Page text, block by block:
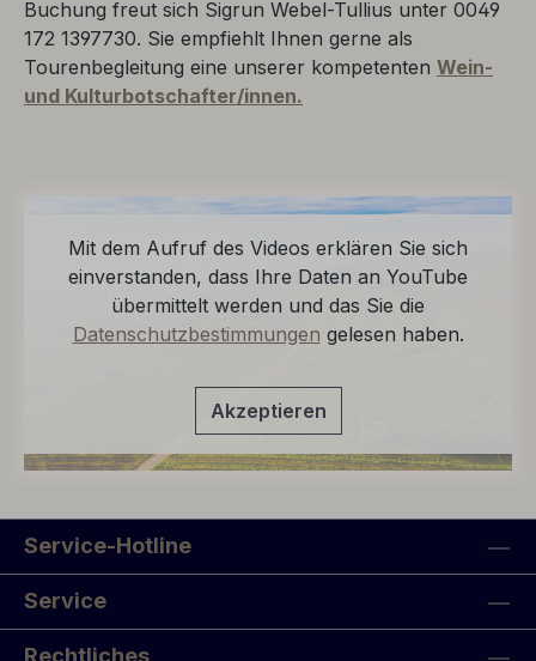
Buchung freut sich Sigrun Webel-Tullius unter 0049
172 1397730. Sie empfiehlt Ihnen gerne als
Tourenbegleitung eine unserer kompetenten Wein-
und Kulturbotschafter/innen.
Mit dem Aufruf des Videos erklären Sie sich
einverstanden, dass Ihre Daten an YouTube
übermittelt werden und das Sie die
Datenschutzbestimmungen gelesen haben.
Akzeptieren
Service-Hotline
Service